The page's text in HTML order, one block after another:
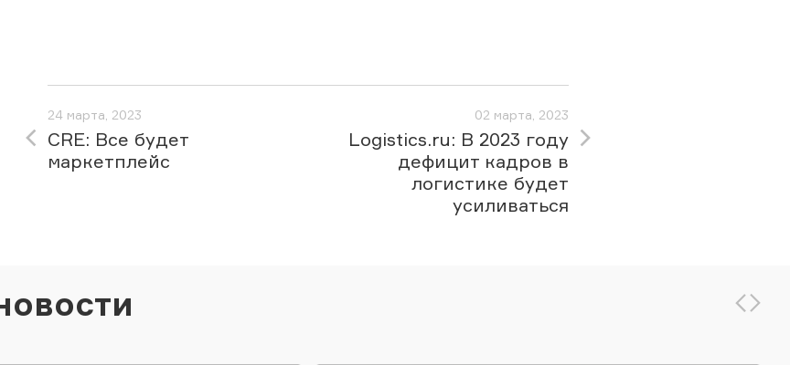
24 марта, 2023
CRE: Все будет
маркетплейс
02 марта, 2023
Logistics.ru: В 2023 году
дефицит кадров в
логистике будет
усиливаться